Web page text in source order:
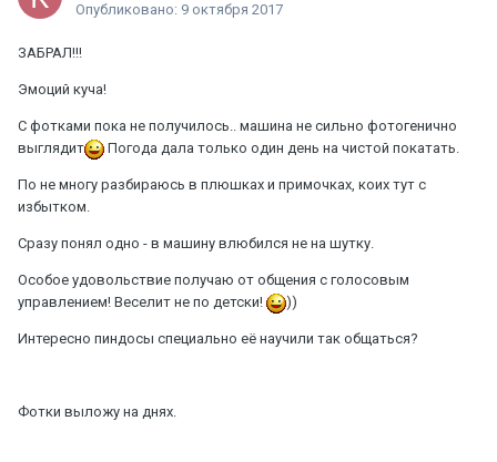
Опубликовано: 9 октября 2017
ЗАБРАЛ!!!
Эмоций куча!
С фотками пока не получилось.. машина не сильно фотогенично
выглядит
Погода дала только один день на чистой покатать.
По не многу разбираюсь в плюшках и примочках, коих тут с
избытком.
Сразу понял одно - в машину влюбился не на шутку.
Особое удовольствие получаю от общения с голосовым
управлением! Веселит не по детски!
))
Интересно пиндосы специально её научили так общаться?
Фотки выложу на днях.